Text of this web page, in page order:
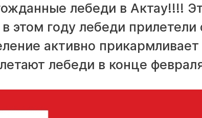
лебеди в Актау!!!!
этом году лебеди прилетели
активно
лебеди в конце